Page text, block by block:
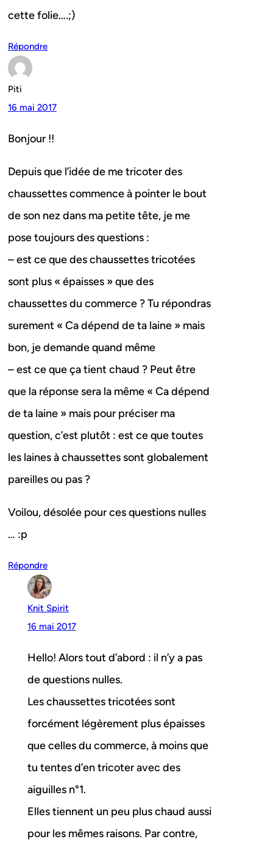
cette folie….;)
Répondre
Piti
16 mai 2017
Bonjour !!
Depuis que l’idée de me tricoter des
chaussettes commence à pointer le bout
de son nez dans ma petite tête, je me
pose toujours des questions :
– est ce que des chaussettes tricotées
sont plus « épaisses » que des
chaussettes du commerce ? Tu répondras
surement « Ca dépend de ta laine » mais
bon, je demande quand même
– est ce que ça tient chaud ? Peut être
que la réponse sera la même « Ca dépend
de ta laine » mais pour préciser ma
question, c’est plutôt : est ce que toutes
les laines à chaussettes sont globalement
pareilles ou pas ?
Voilou, désolée pour ces questions nulles
… :p
Répondre
Knit Spirit
16 mai 2017
Hello! Alors tout d’abord : il n’y a pas
de questions nulles.
Les chaussettes tricotées sont
forcément légèrement plus épaisses
que celles du commerce, à moins que
tu tentes d’en tricoter avec des
aiguilles n°1.
Elles tiennent un peu plus chaud aussi
pour les mêmes raisons. Par contre,